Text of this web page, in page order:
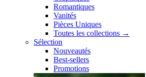
Romantiques
Vanités
Pièces Uniques
Toutes les collections →
Sélection
Nouveautés
Best-sellers
Promotions